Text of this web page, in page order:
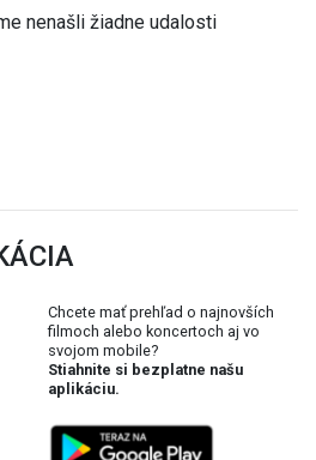
nenašli žiadne udalosti
Chcete mať prehľad o najnovších
filmoch alebo koncertoch aj vo
svojom mobile?
Stiahnite si bezplatne našu
aplikáciu.